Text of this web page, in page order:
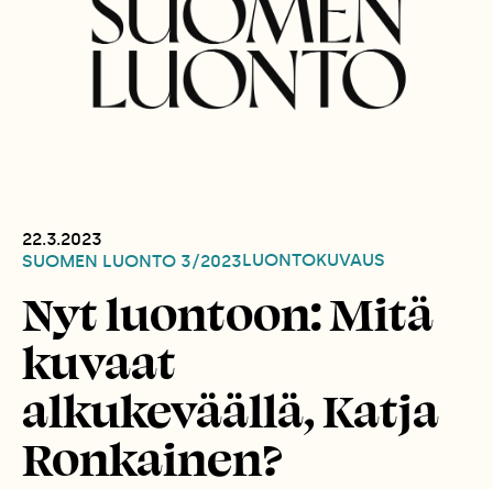
22.3.2023
SUOMEN LUONTO 3/2023LUONTOKUVAUS
Nyt luontoon: Mitä
kuvaat
alkukeväällä, Katja
Ronkainen?